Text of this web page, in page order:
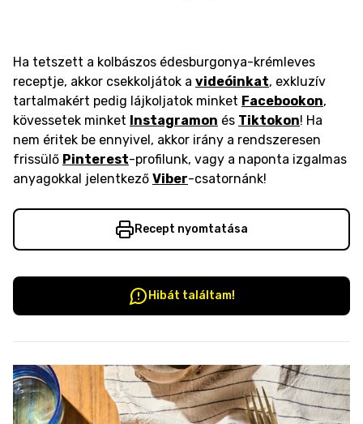
Ha tetszett a kolbászos édesburgonya-krémleves
receptje, akkor csekkoljátok a videóinkat, exkluzív
tartalmakért pedig lájkoljatok minket Facebookon,
kövessetek minket Instagramon és Tiktokon! Ha
nem éritek be ennyivel, akkor irány a rendszeresen
frissülő Pinterest-profilunk, vagy a naponta izgalmas
anyagokkal jelentkező Viber-csatornánk!
Recept nyomtatása
Hibát találtam!